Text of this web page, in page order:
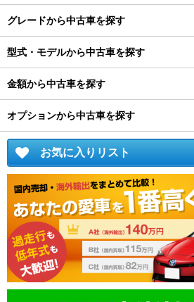
グレードから中古車を探す
型式・モデルから中古車を探す
金額から中古車を探す
オプションから中古車を探す
お気に入りリスト